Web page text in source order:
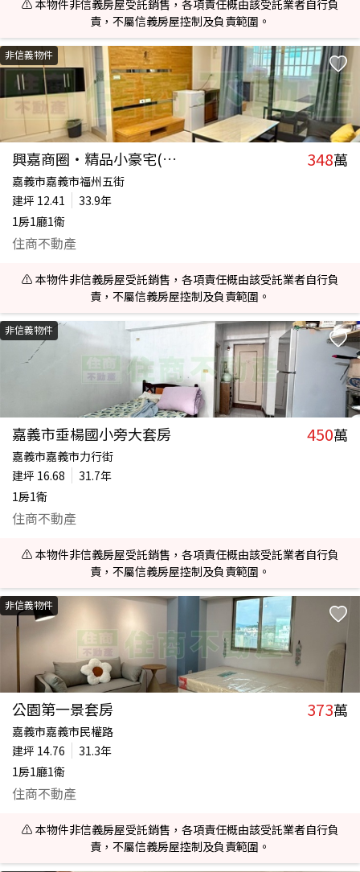
⚠️ 本物件非信義房屋受託銷售，各項責任概由該受託業者自行負
責，不屬信義房屋控制及負責範圍。
非信義物件
興嘉商圈‧精品小豪宅(套房) 348萬
嘉義市嘉義市福州五街
建坪 12.41
33.9年
1房1廳1衛
住商不動產
⚠️ 本物件非信義房屋受託銷售，各項責任概由該受託業者自行負
責，不屬信義房屋控制及負責範圍。
非信義物件
嘉義市垂楊國小旁大套房 450萬
嘉義市嘉義市力行街
建坪 16.68
31.7年
1房1衛
住商不動產
⚠️ 本物件非信義房屋受託銷售，各項責任概由該受託業者自行負
責，不屬信義房屋控制及負責範圍。
非信義物件
公園第一景套房 373萬
嘉義市嘉義市民權路
建坪 14.76
31.3年
1房1廳1衛
住商不動產
⚠️ 本物件非信義房屋受託銷售，各項責任概由該受託業者自行負
責，不屬信義房屋控制及負責範圍。